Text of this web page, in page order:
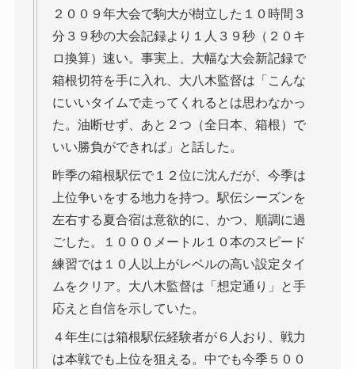
２００９年大会で駒大が樹立した１０時間３
分３９秒の大会記録より１人３９秒（２０キ
ロ換算）速い。事実上、大幅な大会新記録で
箱根切符を手に入れ、大八木監督は「こんな
にいいタイムで走ってくれるとは思わなかっ
た。油断せず、あと２つ（全日本、箱根）で
いい勝負ができれば」と話した。
昨季の箱根駅伝で１２位に沈んだが、今季は
上位争いをする地力を持つ。駅伝シーズンを
左右する夏合宿は意欲的に、かつ、順調に過
ごした。１０００メートル１０本のスピード
練習では１０人以上がレベルの高い設定タイ
ムをクリア。大八木監督は「想定通り」と手
応えと自信を示していた。
４年生には箱根駅伝経験者が６人おり、戦力
は本戦でも上位を狙える。中でも今季５００